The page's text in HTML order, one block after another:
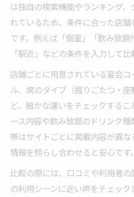
は独自の検索機能やランキング
れているため、条件に合った店
です。例えば「個室」「飲み放題
「駅近」などの条件を入力して比
店舗ごとに用意されている宴会コ
ル、席のタイプ（掘りごたつ・
ど、細かな違いをチェックするこ
ース内容や飲み放題のドリンク
帯はサイトごとに掲載内容が異
情報を照らし合わせると安心です。
比較の際には、口コミや利用者
の利用シーンに近い声をチェッ